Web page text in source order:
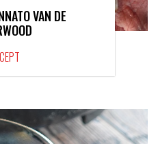
VAN DE